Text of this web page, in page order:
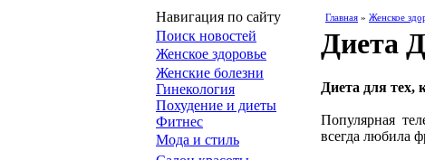
Навигация по сайту
Поиск новостей
Женское здоровье
Женские болезни
Гинекология
Похудение и диеты
Фитнес
Мода и стиль
Главная » Женское
Диета
Диета для
Популярная
всегда любила